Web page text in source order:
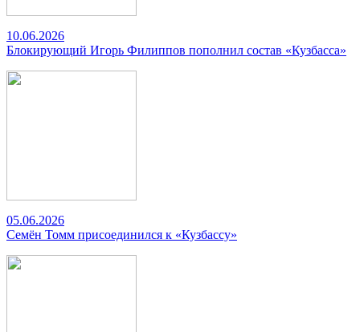
10.06.2026
Блокирующий Игорь Филиппов пополнил состав «Кузбасса»
05.06.2026
Семён Томм присоединился к «Кузбассу»